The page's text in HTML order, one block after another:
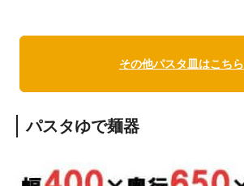
その他パスタ皿はこちら
パスタゆで麺器